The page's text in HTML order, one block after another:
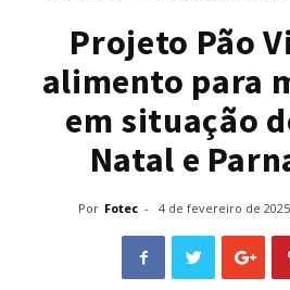
Projeto Pão
alimento para
em situação
Natal e
Por Fotec - 4 de fevereiro de 2025